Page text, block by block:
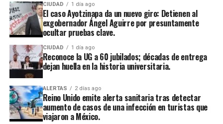
CIUDAD 1 día ago
El caso Ayotzinapa da un nuevo giro: Detienen al
exgobernador Ángel Aguirre por presuntamente
ocultar pruebas clave.
CIUDAD 1 día ago
Reconoce la UG a 60 jubilados; décadas de entrega
dejan huella en la historia universitaria.
ALERTAS 2 días ago
Reino Unido emite alerta sanitaria tras detectar
aumento de casos de una infección en turistas que
viajaron a México.